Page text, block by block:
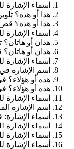
أسماء الإشارة
هذا أو هذه؟
هذا أو هذه؟
أسماء الإشارة
هذان أو هاتان؟
هذان أو
أسماء الإشارة
اسم الإشارة
هذه أو هؤلاء؟
هذه أو
أسماء الإشارة
اسم الإشارة
أسماء
أسماء الإشارة
أسماء الإشارة
أسماء